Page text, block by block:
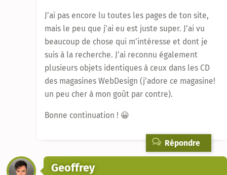
J’ai pas encore lu toutes les pages de ton site,
mais le peu que j’ai eu est juste super. J’ai vu
beaucoup de chose qui m’intéresse et dont je
suis à la recherche. J’ai reconnu également
plusieurs objets identiques à ceux dans les CD
des magasines WebDesign (j’adore ce magasine!
un peu cher à mon goût par contre).
Bonne continuation ! 😀
Répondre
Geoffrey